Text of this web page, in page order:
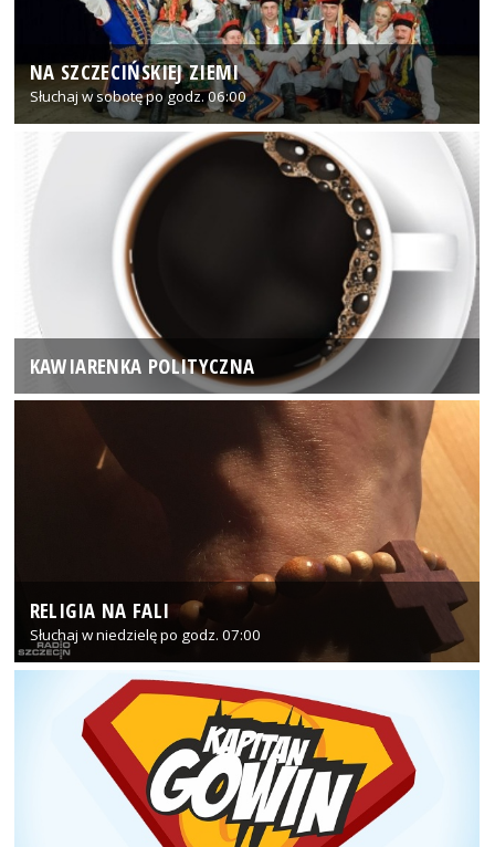
NA SZCZECIŃSKIEJ ZIEMI
Słuchaj w sobotę po godz. 06:00
KAWIARENKA POLITYCZNA
RELIGIA NA FALI
Słuchaj w niedzielę po godz. 07:00